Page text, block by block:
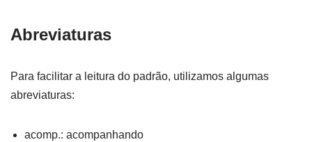
Abreviaturas
Para facilitar a leitura do padrão, utilizamos algumas
abreviaturas:
acomp.: acompanhando